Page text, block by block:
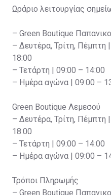
Ωράριο λειτουργίας
– Green Boutique
– Δευτέρα, Τρίτη, Πέμπτη
18:00
– Τετάρτη | 09:00 – 14:00
– Ημέρα αγώνα | 09:00 –
Green Boutique Λεμεσού
– Δευτέρα, Τρίτη, Πέμπτη
18:00
– Τετάρτη | 09:00 – 14:00
– Ημέρα αγώνα | 09:00 –
Τρόποι Πληρωμής
– Green Boutique